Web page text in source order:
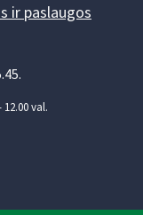
ir paslaugos
val.